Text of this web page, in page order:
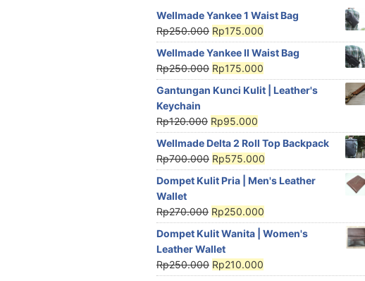
Wellmade Yankee 1 Waist Bag
Rp250.000 Rp175.000
Wellmade Yankee II Waist Bag
Rp250.000 Rp175.000
Gantungan Kunci Kulit | Leather's
Keychain
Rp120.000 Rp95.000
Wellmade Delta 2 Roll Top Backpack
Rp700.000 Rp575.000
Dompet Kulit Pria | Men's Leather
Wallet
Rp270.000 Rp250.000
Dompet Kulit Wanita | Women's
Leather Wallet
Rp250.000 Rp210.000